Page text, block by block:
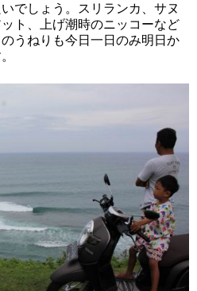
でしょう。スリランカ、サヌ
ト、上げ潮時のニッコーなど
うねりも今日一日のみ明日か